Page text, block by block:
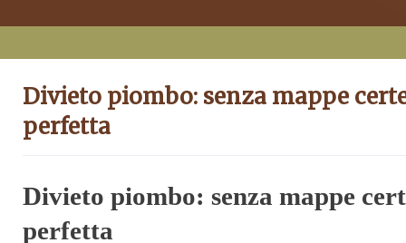
Divieto piombo: senza mappe
perfetta
Divieto piombo: senza mappe
perfetta